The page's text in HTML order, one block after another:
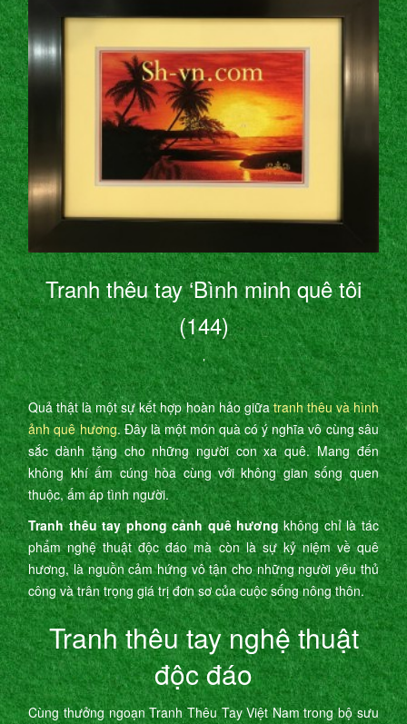
Tranh thêu tay ‘Bình minh quê tôi
(144)
’
Quả thật là một sự kết hợp hoàn hảo giữatranh thêu và hình
ảnh quê hương. Đây là một món quà có ý nghĩa vô cùng sâu
sắc dành tặng cho những người con xa quê. Mang đến
không khí ấm cúng hòa cùng với không gian sống quen
thuộc, ấm áp tình người.
Tranh thêu tay phong cảnh quê hươngkhông chỉ là tác
phẩm nghệ thuật độc đáo mà còn là sự kỷ niệm về quê
hương, là nguồn cảm hứng vô tận cho những người yêu thủ
công và trân trọng giá trị đơn sơ của cuộc sống nông thôn.
Tranh thêu tay nghệ thuật
độc đáo
Cùng thưởng ngoạn Tranh Thêu Tay Việt Nam trong bộ sưu